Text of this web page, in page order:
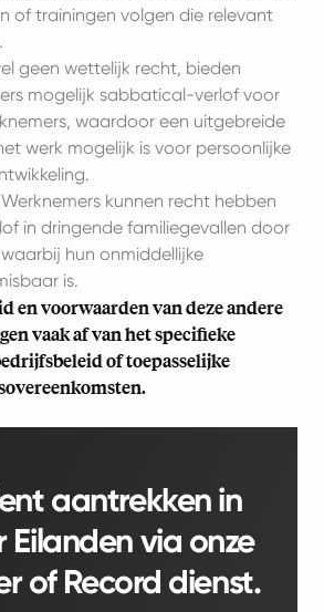
of trainingen volgen die relevant
geen wettelijk recht, bieden
mogelijk sabbatical-verlof voor
waardoor een uitgebreide
werk mogelijk is voor persoonlijke
Werknemers kunnen recht hebben
in dringende familiegevallen door
hun onmiddellijke
is.
en voorwaarden van deze andere
vaak af van het specifieke
of toepasselijke
aantrekken in
Eilanden via onze
of Record dienst.